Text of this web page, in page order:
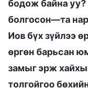
бодож байна
болгосон—та
Иов бүх зүйлээ
өргөн барьсан
замыг эрж
толгойгоо